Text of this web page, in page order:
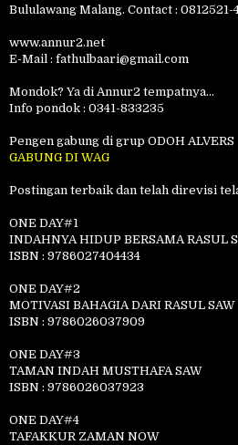
Bululawang Malang. Contact : 0812521-
www.annur2.net
E-Mail : fathulbaari@gmail.com
Mondok? Ya di Annur2 tempatnya...
Info pondok : 0341-833235
Pengen gabung di grup ODOH ALVERS
GABUNG DI WAG
Postingan terbaik dan telah direvisi
ONE DAY#1
INDAHNYA HIDUP BERSAMA RASUL
ISBN : 9786027404434
ONE DAY#2
MOTIVASI BAHAGIA DARI RASUL SAW
ISBN : 9786026037909
ONE DAY#3
TAMAN INDAH MUSTHAFA SAW
ISBN : 9786026037923
ONE DAY#4
TAFAKKUR ZAMAN NOW